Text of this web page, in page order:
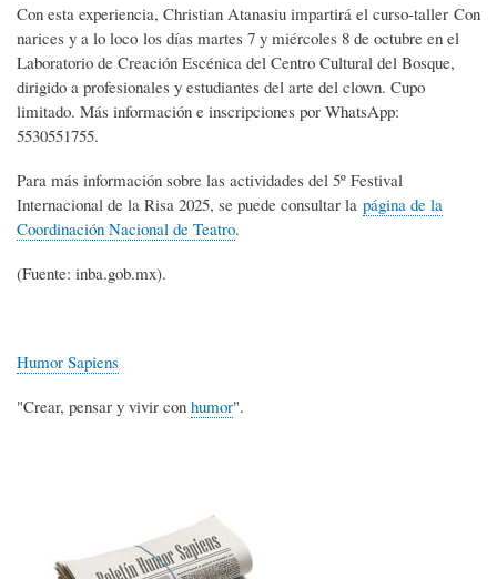
Con esta experiencia, Christian Atanasiu impartirá el curso-taller Con
narices y a lo loco los días martes 7 y miércoles 8 de octubre en el
Laboratorio de Creación Escénica del Centro Cultural del Bosque,
dirigido a profesionales y estudiantes del arte del clown. Cupo
limitado. Más información e inscripciones por WhatsApp:
5530551755.
Para más información sobre las actividades del 5º Festival
Internacional de la Risa 2025, se puede consultar la página de la
Coordinación Nacional de Teatro.
(Fuente: inba.gob.mx).
Humor Sapiens
"Crear, pensar y vivir con humor".